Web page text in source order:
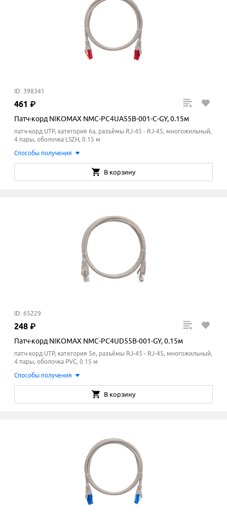
ID: 398341
461 ₽
Патч-корд NIKOMAX NMC-PC4UA55B-001-C-GY, 0.15м
патч-корд UTP, категория 6a, разъёмы RJ-45 - RJ-45, многожильный,
4 пары, оболочка LSZH, 0.15 м
Способы получения
В корзину
ID: 65229
248 ₽
Патч-корд NIKOMAX NMC-PC4UD55B-001-GY, 0.15м
патч-корд UTP, категория 5e, разъёмы RJ-45 - RJ-45, многожильный,
4 пары, оболочка PVC, 0.15 м
Способы получения
В корзину